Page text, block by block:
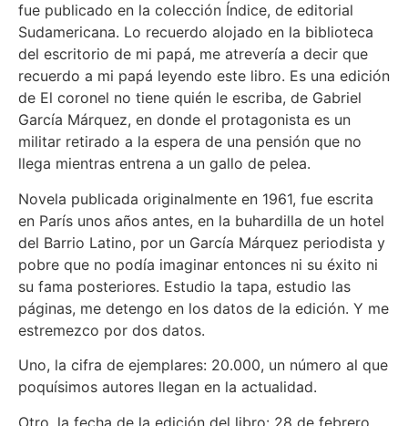
fue publicado en la colección Índice, de editorial
Sudamericana. Lo recuerdo alojado en la biblioteca
del escritorio de mi papá, me atrevería a decir que
recuerdo a mi papá leyendo este libro. Es una edición
de El coronel no tiene quién le escriba, de Gabriel
García Márquez, en donde el protagonista es un
militar retirado a la espera de una pensión que no
llega mientras entrena a un gallo de pelea.
Novela publicada originalmente en 1961, fue escrita
en París unos años antes, en la buhardilla de un hotel
del Barrio Latino, por un García Márquez periodista y
pobre que no podía imaginar entonces ni su éxito ni
su fama posteriores. Estudio la tapa, estudio las
páginas, me detengo en los datos de la edición. Y me
estremezco por dos datos.
Uno, la cifra de ejemplares: 20.000, un número al que
poquísimos autores llegan en la actualidad.
Otro, la fecha de la edición del libro: 28 de febrero